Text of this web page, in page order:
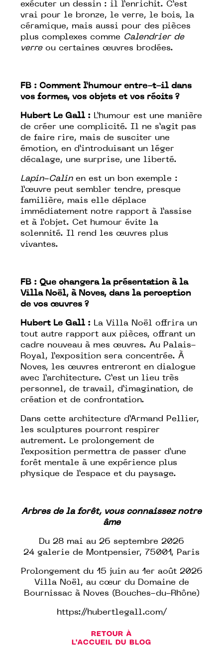
exécuter un dessin : il l’enrichit. C’est
vrai pour le bronze, le verre, le bois, la
céramique, mais aussi pour des pièces
plus complexes comme Calendrier de
verreou certaines œuvres brodées.
FB : Comment l’humour entre-t-il dans
vos formes, vos objets et vos récits ?
Hubert Le Gall : L’humour est une manière
de créer une complicité. Il ne s’agit pas
de faire rire, mais de susciter une
émotion, en d’introduisant un léger
décalage, une surprise, une liberté.
Lapin-Calinen est un bon exemple :
l’œuvre peut sembler tendre, presque
familière, mais elle déplace
immédiatement notre rapport à l’assise
et à l’objet. Cet humour évite la
solennité. Il rend les œuvres plus
vivantes.
FB : Que changera la présentation à la
Villa Noël, à Noves, dans la perception
de vos œuvres ?
Hubert Le Gall : La Villa Noël offrira un
tout autre rapport aux pièces, offrant un
cadre nouveau à mes œuvres. Au Palais-
Royal, l’exposition sera concentrée. À
Noves, les œuvres entreront en dialogue
avec l’architecture. C’est un lieu très
personnel, de travail, d’imagination, de
création et de confrontation.
Dans cette architecture d’Armand Pellier,
les sculptures pourront respirer
autrement. Le prolongement de
l’exposition permettra de passer d’une
forêt mentale à une expérience plus
physique de l’espace et du paysage.
Arbres de la forêt, vous connaissez notre
âme
Du 28 mai au 26 septembre 2026
24 galerie de Montpensier, 75001, Paris
Prolongement du 15 juin au 1er août 2026
Villa Noël, au cœur du Domaine de
Bournissac à Noves (Bouches-du-Rhône)
https://hubertlegall.com/
RETOUR À
L'ACCUEIL DU BLOG